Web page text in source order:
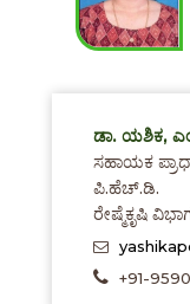
ಡಾ. ಯಶಿಕ,
ಸಹಾಯಕ
ಪಿ.ಹೆಚ್.ಡಿ.
ರೇಷ್ಮೆಕೃಷಿ
+91-